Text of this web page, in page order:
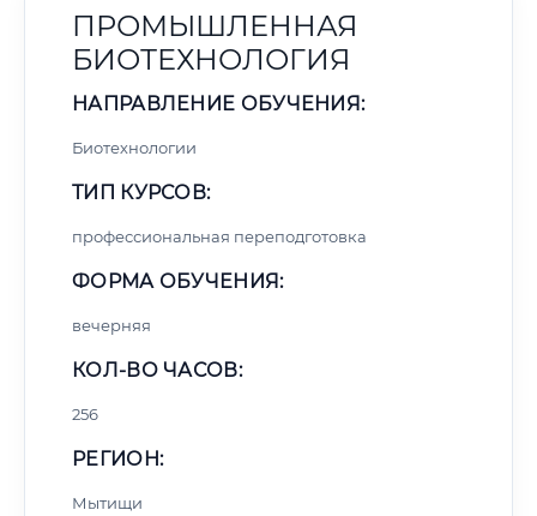
ПРОМЫШЛЕННАЯ
БИОТЕХНОЛОГИЯ
НАПРАВЛЕНИЕ ОБУЧЕНИЯ:
Биотехнологии
ТИП КУРСОВ:
профессиональная переподготовка
ФОРМА ОБУЧЕНИЯ:
вечерняя
КОЛ-ВО ЧАСОВ:
256
РЕГИОН:
Мытищи